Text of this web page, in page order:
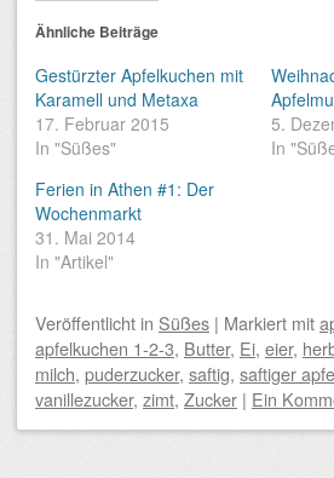
Ähnliche Beiträge
Gestürzter Apfelkuchen mit
Karamell und Metaxa
17. Februar 2015
In "Süßes"
5.
In
Ferien in Athen #1: Der
Wochenmarkt
31. Mai 2014
In "Artikel"
Veröffentlicht in Süßes | Markiert mit
apfelkuchen 1-2-3, Butter, Ei, eier,
milch, puderzucker, saftig, saftiger
vanillezucker, zimt, Zucker | Ein